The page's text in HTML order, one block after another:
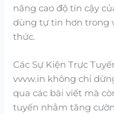
nâng cao độ tin cậy
dùng tự tin hơn trong
thức.
Các Sự Kiện Trực
vvvw.in không chỉ
qua các bài viết mà
tuyến nhằm tăng